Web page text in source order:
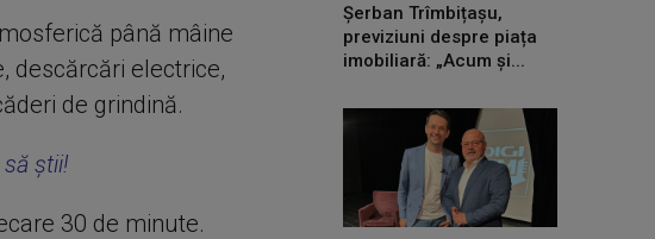
până mâine
descărcări electrice,
de grindină.
știi!
30 de minute.
Șerban Trîmbițașu,
previziuni despre piața
imobiliară: „Acum și...